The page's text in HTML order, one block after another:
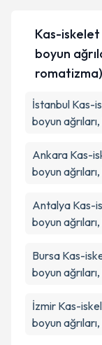
Kas-iskelet
boyun
romatizma)
İstanbul Kas-
boyun
Ankara Kas-
boyun
Antalya Kas-
boyun
Bursa Kas-
boyun
İzmir Kas-
boyun